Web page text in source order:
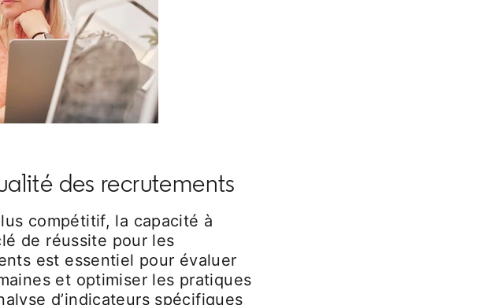
des recrutements
compétitif, la capacité à
de réussite pour les
est essentiel pour évaluer
et optimiser les pratiques
d’indicateurs spécifiques